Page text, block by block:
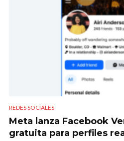
REDES SOCIALES
Meta lanza Facebook
gratuita para perfiles